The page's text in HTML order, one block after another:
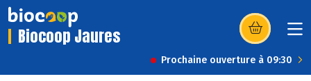
Biocoop Jaures (s’ouvre dans
Prochaine ouverture à 09:30